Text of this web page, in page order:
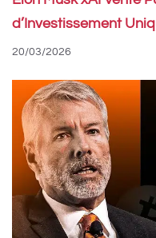
d’Investissement
20/03/2026